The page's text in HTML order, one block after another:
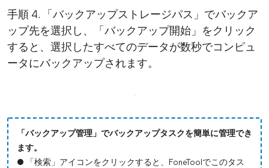
手順 4. 「バックアップストレージパス」でバックア
ップ先を選択し、「バックアップ開始」をクリック
すると、選択したすべてのデータが数秒でコンピュ
ータにバックアップされます。
「バックアップ管理」でバックアップタスクを簡単に管理でき
ます。
● 「検索」アイコンをクリックすると、FoneToolでこのタス